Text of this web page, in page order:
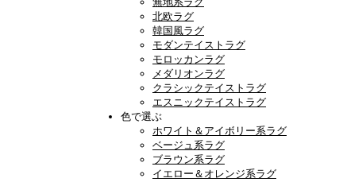
北欧ラグ
韓国風ラグ
モダンテイストラグ
モロッカンラグ
メダリオンラグ
クラシックテイストラグ
エスニックテイストラグ
色で選ぶ
ホワイト＆アイボリー系ラグ
ベージュ系ラグ
ブラウン系ラグ
イエロー＆オレンジ系ラグ